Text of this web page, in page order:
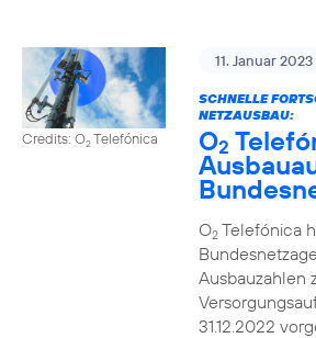
Credits: O2Telefónica
11. Januar 2023
SCHNELLE
NETZAUSBAU:
O2
O2Telefónica
Ausbauzahlen
31.12.2022